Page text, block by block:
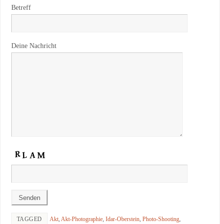
Betreff
Deine Nachricht
TAGGED Akt, Akt-Photographie, Idar-Oberstein, Photo-Shooting,